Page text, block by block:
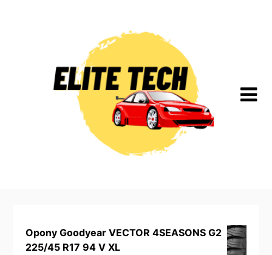
Opony Goodyear VECTOR 4SEASONS G2
225/45 R17 94 V XL